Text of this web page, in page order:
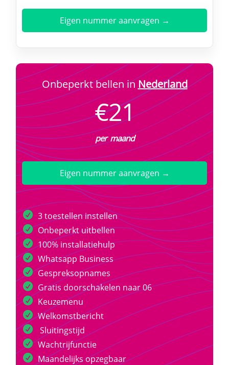
Eigen nummer aanvragen →
Onbeperkt bellen inNederland
€21
per maand
Eigen nummer aanvragen →
3 toestellen instellen
Onbeperkt uitbellen
100% installatiehulp
Whatsapp Business
Gespreksopnames
Gratis doorschakelen naar 06
Keuzemenu
Welkomstbericht
Sluitingstijd
Wachtrijfunctie
Maandelijks opzegbaar